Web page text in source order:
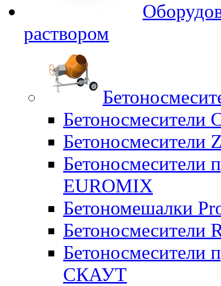
раствором
Бетоносмесители
Бетоносмесители
Бетоносмесители
EUROMIX
Бетономешалки
Бетоносмесители
Бетоносмесители
СКАУТ